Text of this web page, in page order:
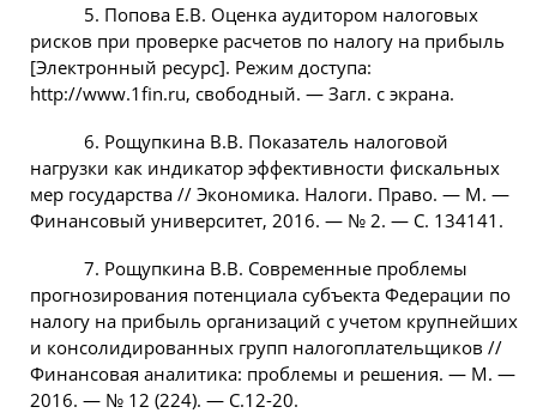
5. Попова Е.В. Оценка аудитором налоговых
рисков при проверке расчетов по налогу на прибыль
[Электронный ресурс]. Режим доступа:
http://www.1fin.ru, свободный. — Загл. с экрана.
6. Рощупкина В.В. Показатель налоговой
нагрузки как индикатор эффективности фискальных
мер государства // Экономика. Налоги. Право. — М. —
Финансовый университет, 2016. — № 2. — C. 134141.
7. Рощупкина В.В. Современные проблемы
прогнозирования потенциала субъекта Федерации по
налогу на прибыль организаций с учетом крупнейших
и консолидированных групп налогоплательщиков //
Финансовая аналитика: проблемы и решения. — М. —
2016. — № 12 (224). — C.12-20.